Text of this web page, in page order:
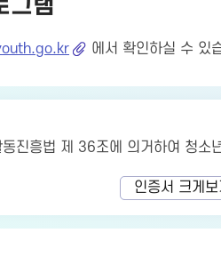
그램
에서 확인하실 수 있
동진흥법 제 36조에 의거하여 청소
인증서 크게보